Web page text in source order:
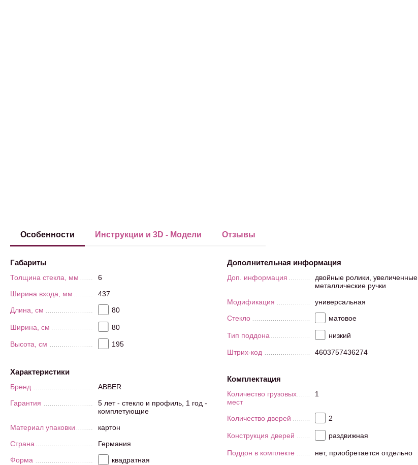
Особенности Инструкции и 3D - Модели Отзывы
Габариты
Толщина стекла, мм
6
Ширина входа, мм
437
Длина, см
80
Ширина, см 80
Высота, см 195
Характеристики
Бренд
ABBER
Гарантия
5 лет - стекло и профиль, 1 год -
комплетующие
Материал упаковки
картон
Страна
Германия
Форма
квадратная
Дополнительная информация
Доп. информация
двойные ролики, увеличенные
металлические ручки
Модификация
универсальная
Стекло
матовое
Тип поддона низкий
Штрих-код 4603757436274
Комплектация
Количество грузовых
мест
1
Количество дверей 2
Конструкция дверей раздвижная
Поддон в комплекте нет, приобретается отдельно